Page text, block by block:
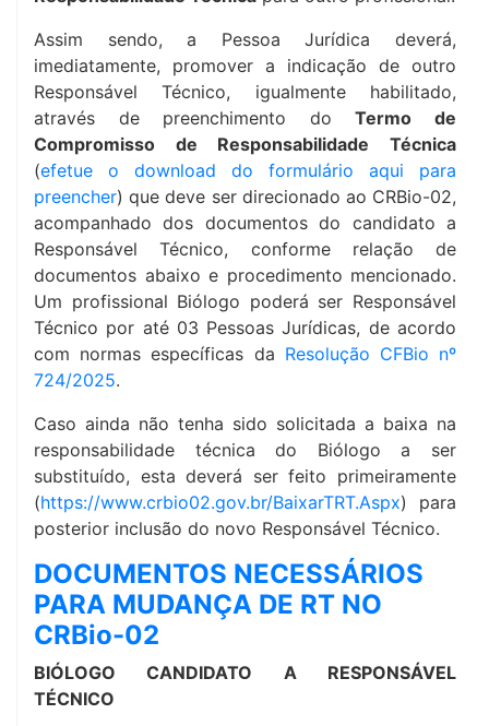
Assim sendo, a Pessoa Jurídica deverá,
imediatamente, promover a indicação de outro
Responsável Técnico, igualmente habilitado,
através de preenchimento doTermo de
Compromisso de Responsabilidade Técnica
(efetue o download do formulário aqui para
preencher) que deve ser direcionado ao CRBio-02,
acompanhado dos documentos do candidato a
Responsável Técnico, conforme relação de
documentos abaixo e procedimento mencionado.
Um profissional Biólogo poderá ser Responsável
Técnico por até 03 Pessoas Jurídicas, de acordo
com normas específicas da Resolução CFBio nº
724/2025.
Caso ainda não tenha sido solicitada a baixa na
responsabilidade técnica do Biólogo a ser
substituído, esta deverá ser feito primeiramente
(https://www.crbio02.gov.br/BaixarTRT.Aspx) para
posterior inclusão do novo Responsável Técnico.
DOCUMENTOS NECESSÁRIOS
PARA MUDANÇA DE RT NO
CRBio-02
BIÓLOGO CANDIDATO A RESPONSÁVEL
TÉCNICO